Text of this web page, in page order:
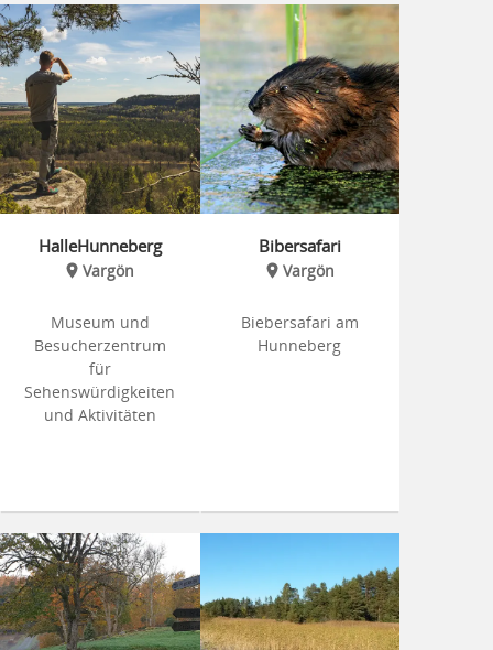
HalleHunneberg
Vargön
Museum und
Besucherzentrum
für
Sehenswürdigkeiten
und Aktivitäten
Bibersafari
Vargön
Biebersafari am
Hunneberg